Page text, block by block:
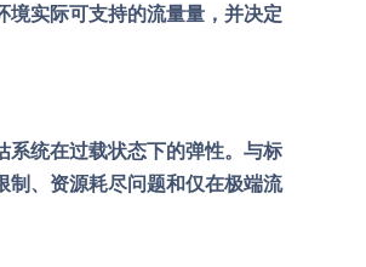
境实际可支持的流量量，并决定
系统在过载状态下的弹性。与标
制、资源耗尽问题和仅在极端流